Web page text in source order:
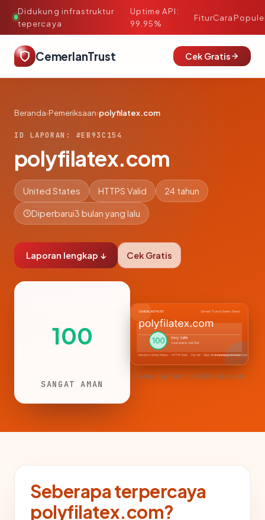
Didukung infrastruktur
tepercaya
·
Uptime API:
99.95%
FiturCara
CemerlanTrust Cek Gratis
Beranda›Pemeriksaan›polyfilatex.com
ID LAPORAN: #EB93C154
polyfilatex.com
United States HTTPS Valid 24 tahun
Diperbarui3 bulan yang lalu
Laporan lengkap ↓ Cek Gratis
100
SANGAT AMAN
CemerlanTrust · polyfilatex.com
Seberapa terpercaya
polyfilatex.com?